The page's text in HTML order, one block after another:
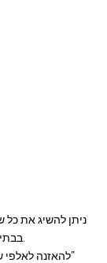
ניתן להשיג את כל
בבתי כנסיות ובתי המדרשות ברחבי הארץ.
להאזנה לאלפי שיעורים בחינם באמצעות קשר טלפוני "כל הלשון"